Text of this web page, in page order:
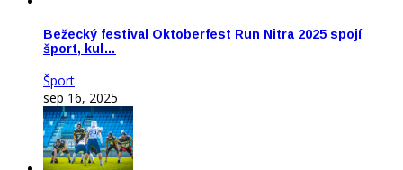
Bežecký festival Oktoberfest Run Nitra 2025 spojí
šport, kul…
Šport
sep 16, 2025